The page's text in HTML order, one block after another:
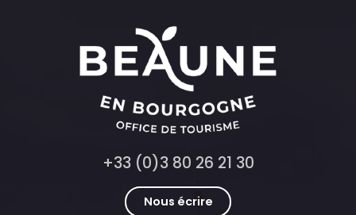
+33 (0)3 80 26 21 30
Nous écrire